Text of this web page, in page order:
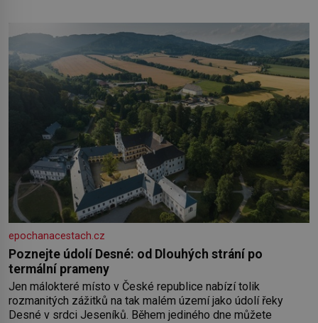
epochanacestach.cz
Poznejte údolí Desné: od Dlouhých strání po
termální prameny
Jen málokteré místo v České republice nabízí tolik
rozmanitých zážitků na tak malém území jako údolí řeky
Desné v srdci Jeseníků. Během jediného dne můžete